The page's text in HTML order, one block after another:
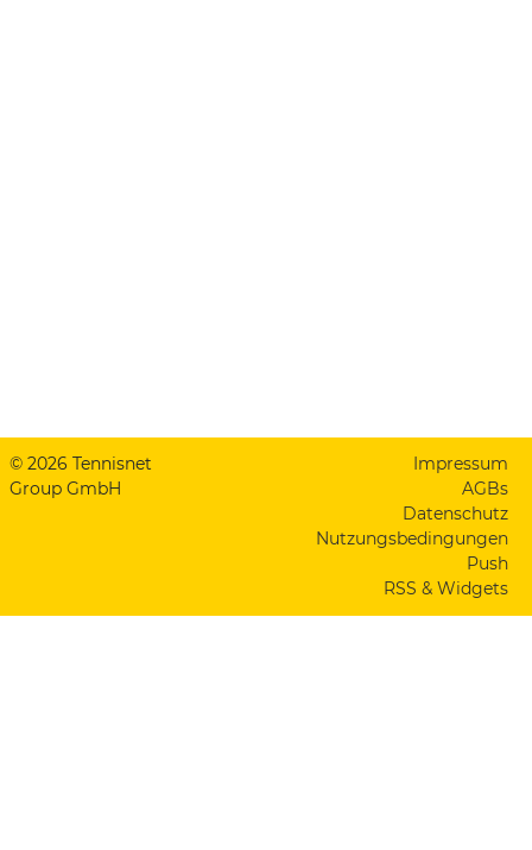
© 2026 Tennisnet
Group GmbH
Impressum
AGBs
Datenschutz
Nutzungsbedingungen
Push
RSS & Widgets